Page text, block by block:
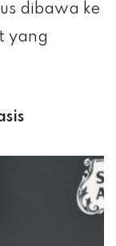
dibawa ke
yang